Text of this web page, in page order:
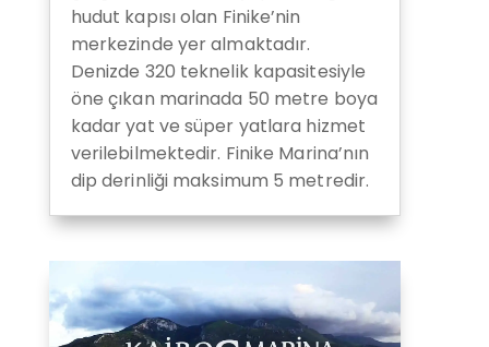
hudut kapısı olan Finike’nin
merkezinde yer almaktadır.
Denizde 320 teknelik kapasitesiyle
öne çıkan marinada 50 metre boya
kadar yat ve süper yatlara hizmet
verilebilmektedir. Finike Marina’nın
dip derinliği maksimum 5 metredir.